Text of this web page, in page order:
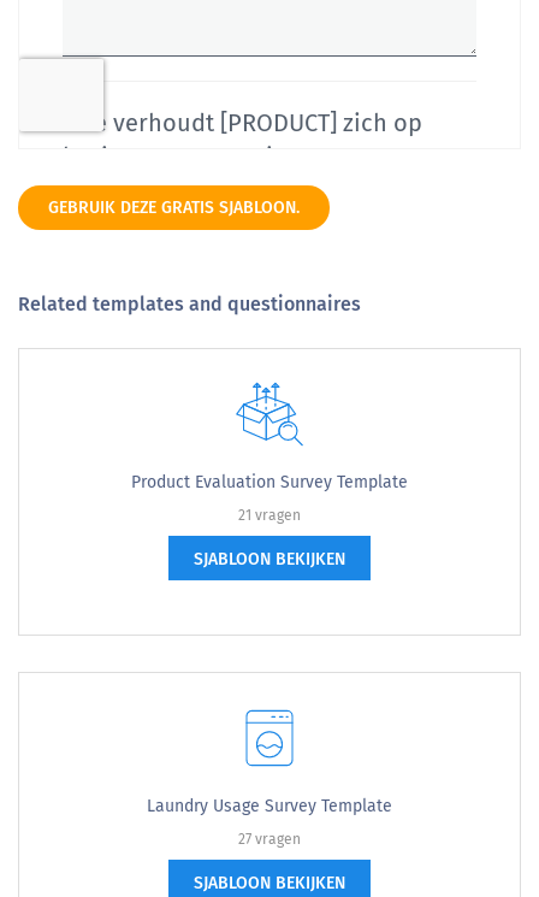
GEBRUIK DEZE GRATIS SJABLOON.
Related templates and questionnaires
Product Evaluation Survey Template
21 vragen
SJABLOON BEKIJKEN
Laundry Usage Survey Template
27 vragen
SJABLOON BEKIJKEN